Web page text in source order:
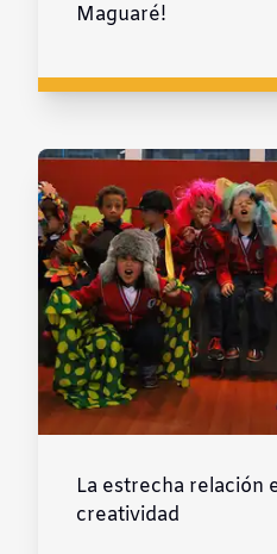
Maguaré!
La estrecha relación
creatividad